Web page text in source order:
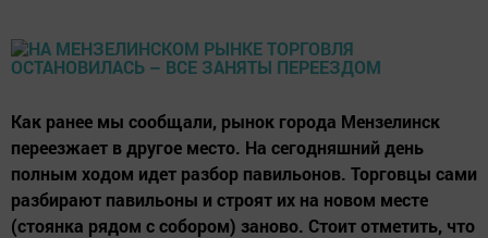
Как ранее мы сообщали, рынок города Мензелинск
переезжает в другое место. На сегодняшний день
полным ходом идет разбор павильонов. Торговцы сами
разбирают павильоны и строят их на новом месте
(стоянка рядом с собором) заново. Стоит отметить, что